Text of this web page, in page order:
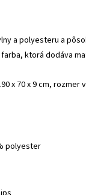
a polyesteru a
ktorá dodáva
x 70 x 9 cm, rozmer
polyester